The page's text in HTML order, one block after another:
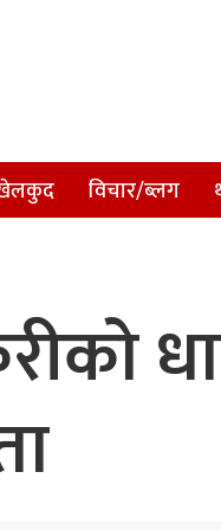
विचार/ब्लग